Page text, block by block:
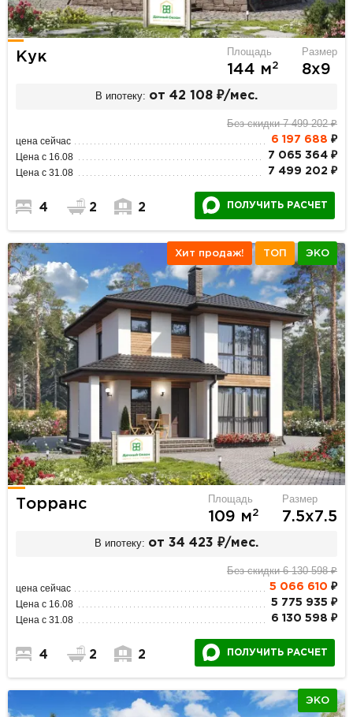
Кук Площадь
144 м2
Размер
8х9
В ипотеку: от 42 108 ₽/мес.
Без скидки 7 499 202 ₽
цена сейчас 6 197 688 ₽
Цена с 16.08 7 065 364 ₽
Цена с 31.08 7 499 202 ₽
4 2 2 ПОЛУЧИТЬ РАСЧЕТ
Хит продаж! ТОП ЭКО
Торранс Площадь
109 м2
Размер
7.5х7.5
В ипотеку: от 34 423 ₽/мес.
Без скидки 6 130 598 ₽
цена сейчас 5 066 610 ₽
Цена с 16.08 5 775 935 ₽
Цена с 31.08 6 130 598 ₽
4 2 2 ПОЛУЧИТЬ РАСЧЕТ
ЭКО